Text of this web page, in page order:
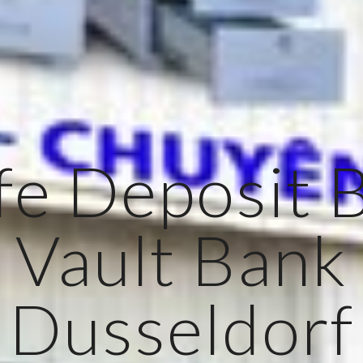
Deposit
Vault Bank
Dusseldorf